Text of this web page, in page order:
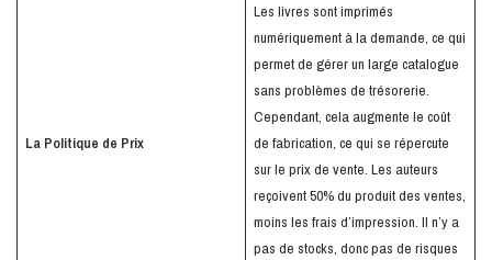
La Politique de Prix
Les livres sont imprimés
numériquement à la demande, ce qui
permet de gérer un large catalogue
sans problèmes de trésorerie.
Cependant, cela augmente le coût
de fabrication, ce qui se répercute
sur le prix de vente. Les auteurs
reçoivent 50% du produit des ventes,
moins les frais d’impression. Il n’y a
pas de stocks, donc pas de risques